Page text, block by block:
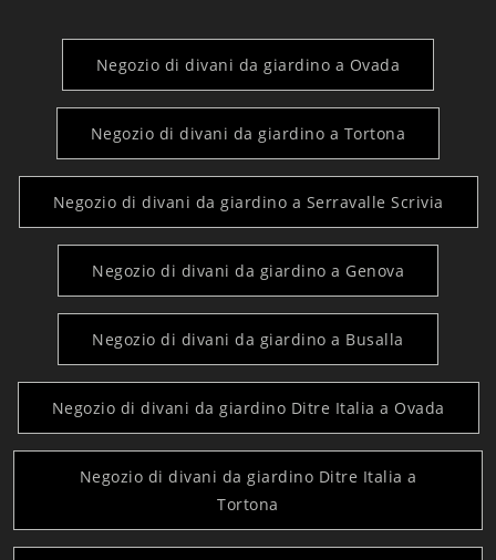
Negozio di divani da giardino a Ovada
Negozio di divani da giardino a Tortona
Negozio di divani da giardino a Serravalle Scrivia
Negozio di divani da giardino a Genova
Negozio di divani da giardino a Busalla
Negozio di divani da giardino Ditre Italia a Ovada
Negozio di divani da giardino Ditre Italia a
Tortona